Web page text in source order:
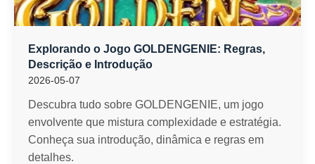
Explorando o Jogo GOLDENGENIE: Regras,
Descrição e Introdução
2026-05-07
Descubra tudo sobre GOLDENGENIE, um jogo
envolvente que mistura complexidade e estratégia.
Conheça sua introdução, dinâmica e regras em
detalhes.